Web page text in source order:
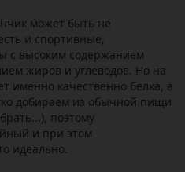
может быть не
и спортивные,
с высоким содержанием
жиров и углеводов. Но на
именно качественно белка, а
добираем из обычной пищи
поэтому
и при этом
идеально.